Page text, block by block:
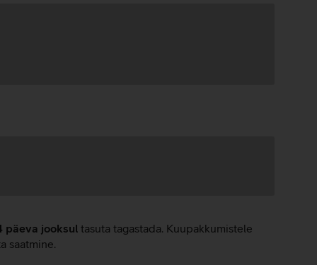
päeva jooksul tasuta tagastada. Kuupakkumistele
saatmine.